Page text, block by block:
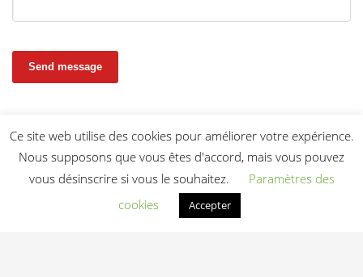
Send message
Ce site web utilise des cookies pour améliorer votre expérience.
Nous supposons que vous êtes d'accord, mais vous pouvez
vous désinscrire si vous le souhaitez.
Paramètres des
cookies
Accepter